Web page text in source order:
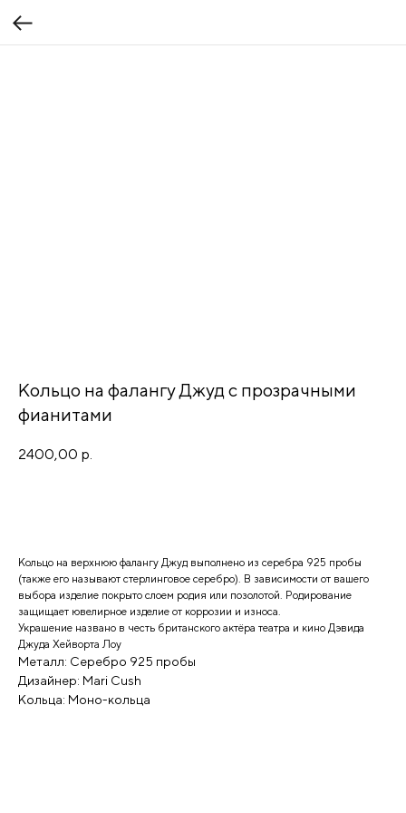
Кольцо на фалангу Джуд с прозрачными
фианитами
2400,00 р.
Кольцо на верхнюю фалангу Джуд выполнено из серебра 925 пробы
(также его называют стерлинговое серебро). В зависимости от вашего
выбора изделие покрыто слоем родия или позолотой. Родирование
защищает ювелирное изделие от коррозии и износа.
Украшение названо в честь британского актёра театра и кино Дэвида
Джуда Хейворта Лоу
Металл: Серебро 925 пробы
Дизайнер: Mari Cush
Кольца: Моно-кольца